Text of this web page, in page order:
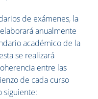
de exámenes, la
anualmente
académico de la
se realizará
entre las
de cada curso
siguiente: